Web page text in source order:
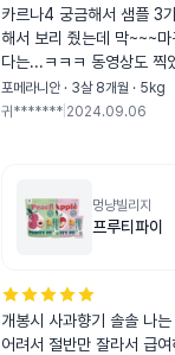
카르나4 궁금해서 샘플 3
해서 보리 줬는데 막~~~
다는...ㅋㅋㅋ 동영상도 찍
장하구만요~~~ 와 카르나4
건 사료가 아니야~^
포메라니안 · 3살 8개월 · 5kg
귀******* 2024.09.06
멍냥빌리지
프루티파이
개봉시 사과향기 솔솔 나
어려서 절반만 잘라서 급여하지만 너무 잘먹습